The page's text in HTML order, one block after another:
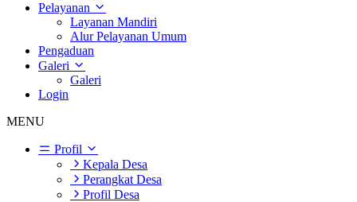
Pelayanan
Layanan Mandiri
Alur Pelayanan Umum
Pengaduan
Galeri
Galeri
Login
MENU
Profil
Kepala Desa
Perangkat Desa
Profil Desa